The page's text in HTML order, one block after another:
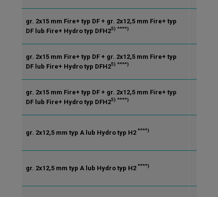
gr. 2x15 mm Fire+ typ DF + gr. 2x12,5 mm Fire+ typ
DF lub Fire+ Hydro typ DFH25) ****)
gr. 2x15 mm Fire+ typ DF + gr. 2x12,5 mm Fire+ typ
DF lub Fire+ Hydro typ DFH25) ****)
gr. 2x15 mm Fire+ typ DF + gr. 2x12,5 mm Fire+ typ
DF lub Fire+ Hydro typ DFH25) ****)
gr. 2x12,5 mm typ A lub Hydro typ H2****)
gr. 2x12,5 mm typ A lub Hydro typ H2****)